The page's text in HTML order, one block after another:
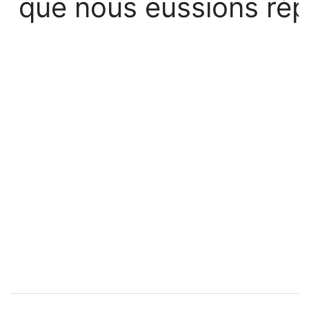
que nous eussions